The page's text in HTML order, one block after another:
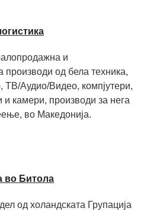
и
производи од бела техника,
ТВ/Аудио/Видео, компјутери,
камери, производи за нега
во Македонијa.
во Битола
од холандската Групација